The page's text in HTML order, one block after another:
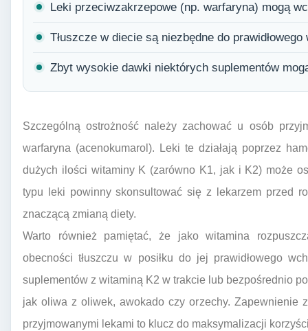
Leki przeciwzakrzepowe (np. warfaryna) mogą
Tłuszcze w diecie są niezbędne do
Zbyt wysokie dawki niektórych suplementów
Szczególną ostrożność należy zachować u osób
warfaryna (acenokumarol). Leki te działają poprzez
dużych ilości witaminy K (zarówno K1, jak i K2) może
typu leki powinny skonsultować się z lekarzem przed
znaczącą zmianą diety.
Warto również pamiętać, że jako witamina
obecności tłuszczu w posiłku do jej prawidłowego
suplementów z witaminą K2 w trakcie lub bezpośrednio
jak oliwa z oliwek, awokado czy orzechy. Zapewnienie
przyjmowanymi lekami to klucz do maksymalizacji